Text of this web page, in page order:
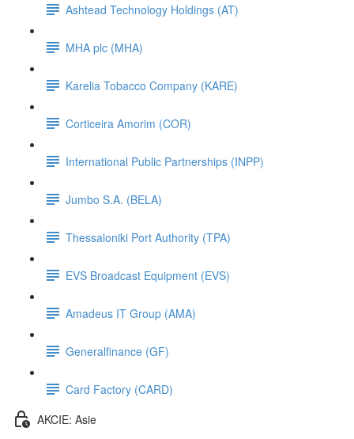
Ashtead Technology Holdings (AT)
MHA plc (MHA)
Karelia Tobacco Company (KARE)
Corticeira Amorim (COR)
International Public Partnerships (INPP)
Jumbo S.A. (BELA)
Thessaloniki Port Authority (TPA)
EVS Broadcast Equipment (EVS)
Amadeus IT Group (AMA)
Generalfinance (GF)
Card Factory (CARD)
AKCIE: Asie